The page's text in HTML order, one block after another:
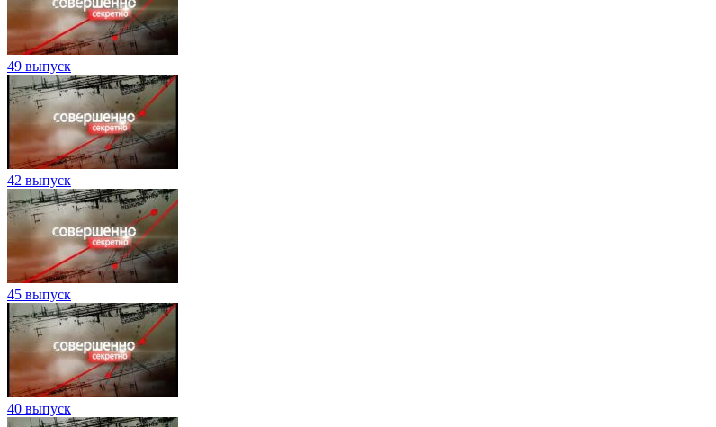
49 выпуск
42 выпуск
45 выпуск
40 выпуск